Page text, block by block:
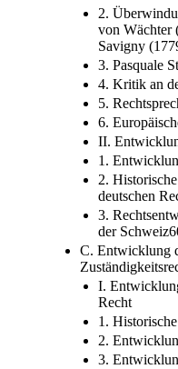
2.
von Wächter
Savigny
3. Pasquale
4. Kritik an
5.
6.
II.
1.
2.
deutschen
3.
der
C. Entwicklung
I.
Recht
1.
2.
3.